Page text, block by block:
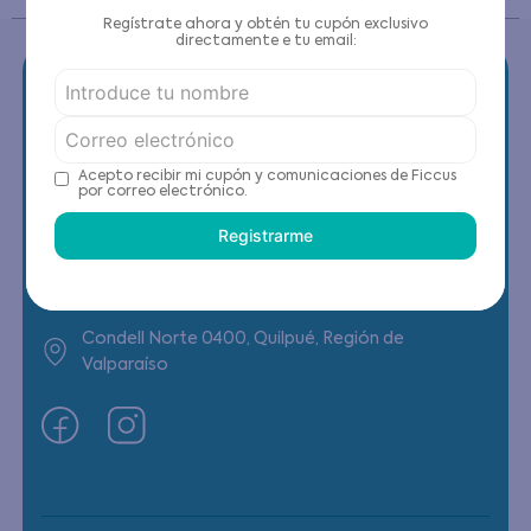
Contáctanos
(22) 6178818 - Compras Internet
Condell Norte 0400, Quilpué, Región de
Valparaíso
Regístrate ahora y obtén tu cupón exclusivo
directamente e tu email:
Acepto recibir mi cupón y comunicaciones de Ficcus
por correo electrónico.
Registrarme